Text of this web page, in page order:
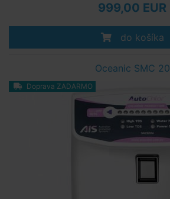
999,00 EUR
do košíka
Oceanic SMC 20
Doprava ZADARMO